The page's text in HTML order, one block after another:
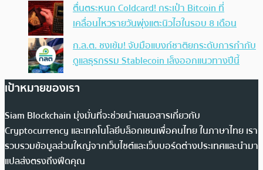
ตื่นตระหนก Coldcard! กระเป๋า Bitcoin ที่
เคลื่อนไหวรายวันพุ่งแตะนิวไฮในรอบ 8 เดือน
ก.ล.ต. ชงเข้ม! จับมือแบงก์ชาติยกระดับการกำกับ
ดูแลธุรกรรม Stablecoin เล็งออกแนวทางปีนี้
เป้าหมายของเรา
Siam Blockchain มุ่งมั่นที่จะช่วยนำเสนอสารเกี่ยวกับ
Cryptocurrency และเทคโนโลยีบล็อกเชนเพื่อคนไทย ในภาษาไทย เรา
รวบรวมข้อมูลส่วนใหญ่จากเว็บไซต์และเว็บบอร์ดต่างประเทศและนำมา
แปลส่งตรงถึงฟีดคุณ